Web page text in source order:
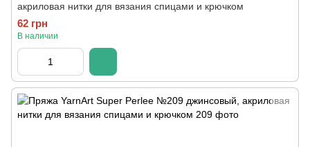
акриловая нитки для вязания спицами и крючком
62 грн
В наличии